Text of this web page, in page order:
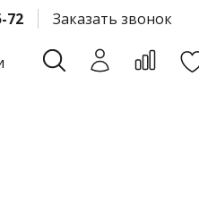
72 Заказать звонок